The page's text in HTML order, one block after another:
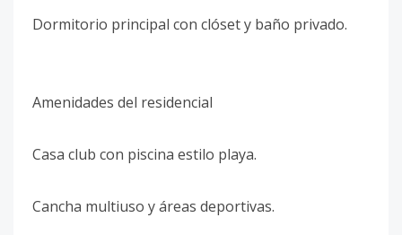
Dormitorio principal con clóset y baño privado.
Amenidades del residencial
Casa club con piscina estilo playa.
Cancha multiuso y áreas deportivas.